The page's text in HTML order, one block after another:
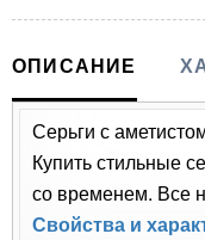
ОПИСАНИЕ
Серьги с
Купить стильные
со временем. Все
Свойства и